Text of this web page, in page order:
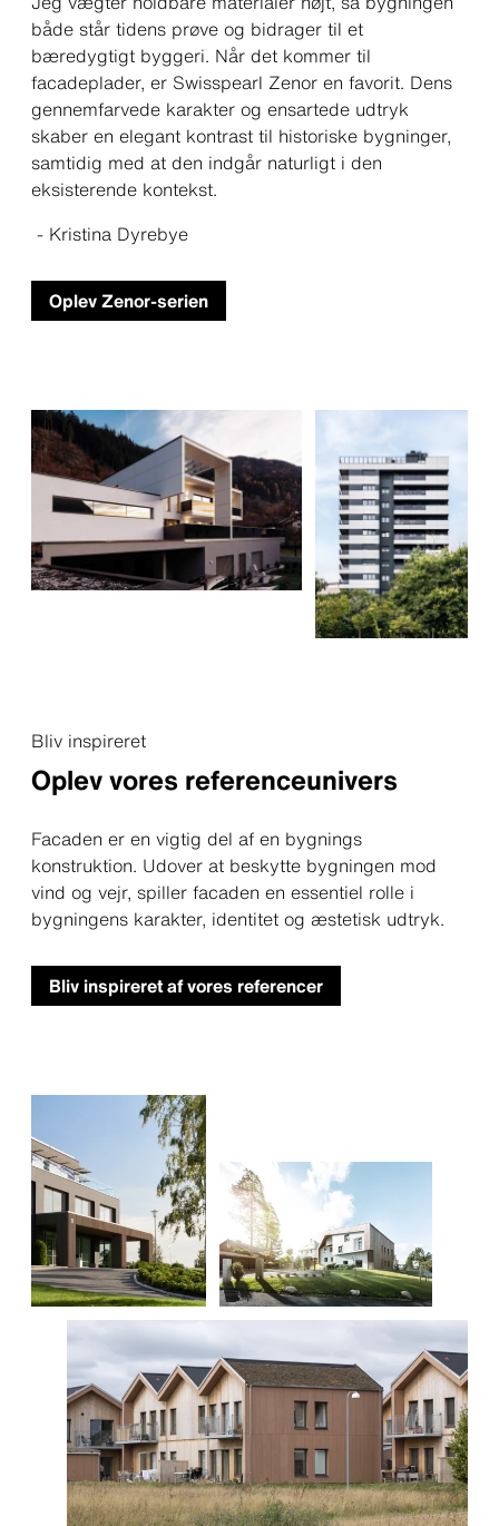
både står tidens prøve og bidrager til et
bæredygtigt byggeri. Når det kommer til
facadeplader, er Swisspearl Zenor en favorit. Dens
gennemfarvede karakter og ensartede udtryk
skaber en elegant kontrast til historiske bygninger,
samtidig med at den indgår naturligt i den
eksisterende kontekst.
- Kristina Dyrebye
Oplev Zenor-serien
Bliv inspireret
Oplev vores referenceunivers
Facaden er en vigtig del af en bygnings
konstruktion. Udover at beskytte bygningen mod
vind og vejr, spiller facaden en essentiel rolle i
bygningens karakter, identitet og æstetisk udtryk.
Bliv inspireret af vores referencer